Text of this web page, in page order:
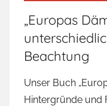
„Europas
Beachtung
Unser Buch
Hintergründe und